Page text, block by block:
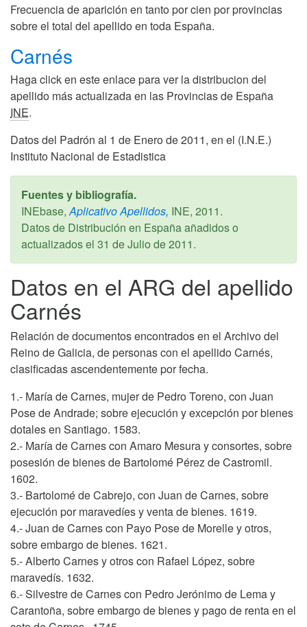
Frecuencia de aparición en tanto por cien por provincias
sobre el total del apellido en toda España.
Carnés
Haga click en este enlace para ver la distribucion del
apellido más actualizada en las Provincias de España
INE.
Datos del Padrón al 1 de Enero de 2011, en el (I.N.E.)
Instituto Nacional de Estadistica
Fuentes y bibliografía.
INEbase, Aplicativo Apellidos, INE, 2011.
Datos de Distribución en España añadidos o
actualizados el 31 de Julio de 2011.
Datos en el ARG del apellido
Carnés
Relación de documentos encontrados en el Archivo del
Reino de Galicia, de personas con el apellido Carnés,
clasificadas ascendentemente por fecha.
1.- María de Carnes, mujer de Pedro Toreno, con Juan
Pose de Andrade; sobre ejecución y excepción por bienes
dotales en Santiago. 1583.
2.- María de Carnes con Amaro Mesura y consortes, sobre
posesión de bienes de Bartolomé Pérez de Castromil.
1602.
3.- Bartolomé de Cabrejo, con Juan de Carnes, sobre
ejecución por maravedíes y venta de bienes. 1619.
4.- Juan de Carnes con Payo Pose de Morelle y otros,
sobre embargo de bienes. 1621.
5.- Alberto Carnes y otros con Rafael López, sobre
maravedís. 1632.
6.- Silvestre de Carnes con Pedro Jerónimo de Lema y
Carantoña, sobre embargo de bienes y pago de renta en el